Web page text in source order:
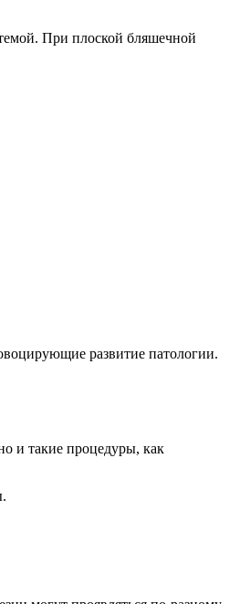
При плоской бляшечной
развитие патологии.
и такие процедуры, как